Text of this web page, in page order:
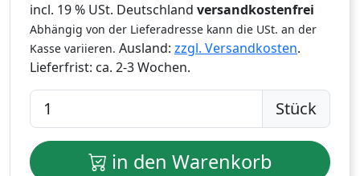
incl. 19 % USt. Deutschland versandkostenfrei
Abhängig von der Lieferadresse kann die USt. an der
Kasse variieren. Ausland: zzgl. Versandkosten.
Lieferfrist: ca. 2-3 Wochen.
Stück
in den Warenkorb